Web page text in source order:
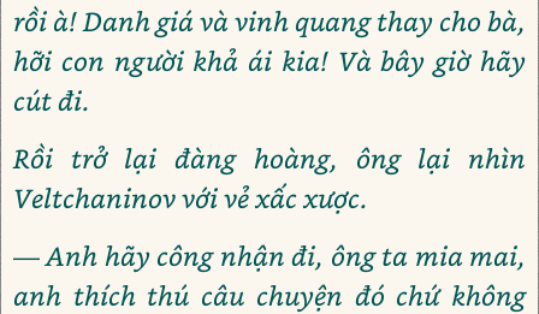
rồi à! Danh giá và vinh quang thay cho bà,
hỡi con người khả ái kia! Và bây giờ hãy
cút đi.
Rồi trở lại đàng hoàng, ông lại nhìn
Veltchaninov với vẻ xấc xược.
— Anh hãy công nhận đi, ông ta mia mai,
anh thích thú câu chuyện đó chứ không